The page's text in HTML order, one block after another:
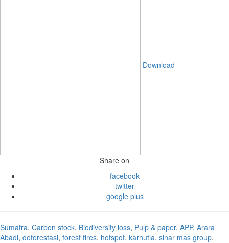
Download
Share on
facebook
twitter
google plus
Sumatra, Carbon stock, Biodiversity loss, Pulp & paper, APP, Arara
Abadi, deforestasi, forest fires, hotspot, karhutla, sinar mas group,